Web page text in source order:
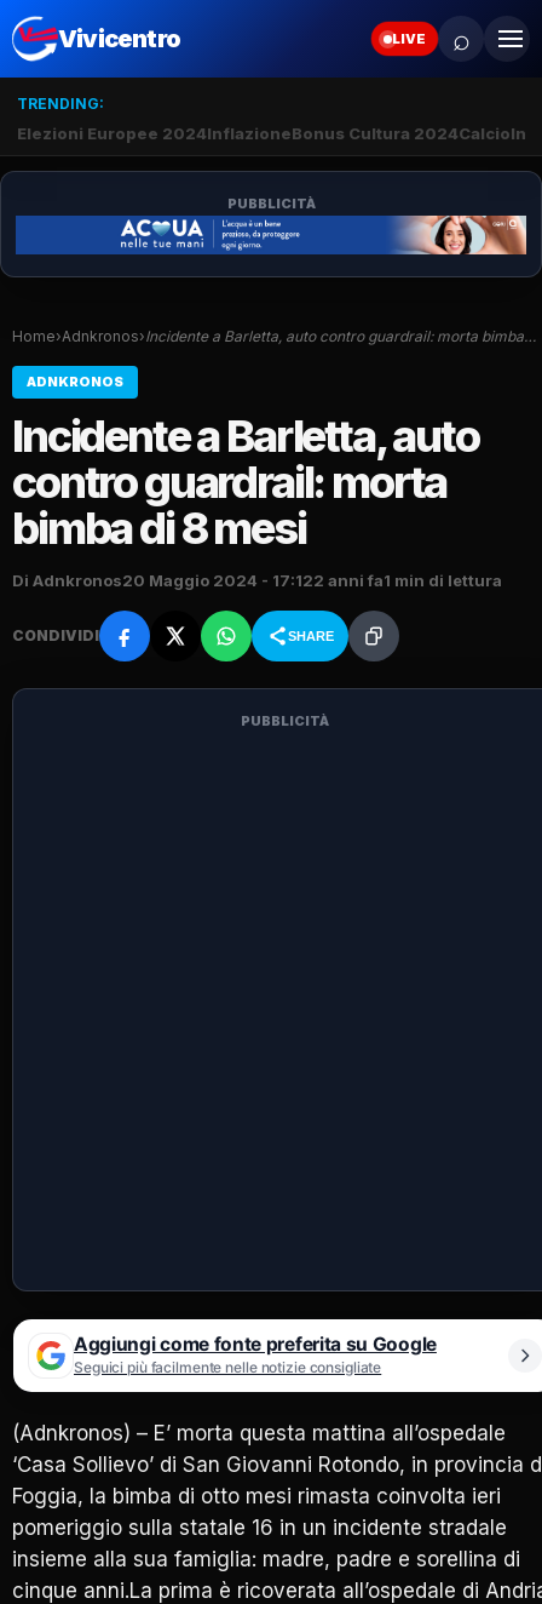
Vivicentro LIVE ⌕
TRENDING:
Elezioni Europee 2024InflazioneBonus Cultura 2024Calcio
PUBBLICITÀ
Home›Adnkronos›Incidente a Barletta, auto contro guardrail: morta bimba…
ADNKRONOS
Incidente a Barletta, auto
contro guardrail: morta
bimba di 8 mesi
Di Adnkronos20 Maggio 2024 - 17:122 anni fa1 min di lettura
CONDIVIDI SHARE
PUBBLICITÀ
Aggiungi come fonte preferita su Google
Seguici più facilmente nelle notizie consigliate
(Adnkronos) – E’ morta questa mattina all’ospedale
‘Casa Sollievo’ di San Giovanni Rotondo, in provincia
Foggia, la bimba di otto mesi rimasta coinvolta ieri
pomeriggio sulla statale 16 in un incidente stradale
insieme alla sua famiglia: madre, padre e sorellina di
cinque anni.La prima è ricoverata all’ospedale di